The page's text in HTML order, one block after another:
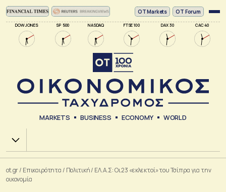
DOW JONES SP 500 NASDAQ FTSE 100 DAX 30 CAC 40
ΟΤ Markets OT Forum
MARKETS BUSINESS ECONOMY WORLD
Χ.Α.
ot.gr/ Επικαιρότητα / Πολιτική/ ΕΛ.Α.Σ: Οι 23 «εκλεκτοί» του Τσίπρα για την
οικονομία